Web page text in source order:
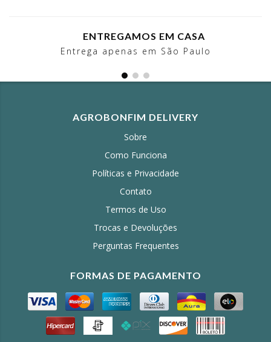
ENTREGAMOS EM CASA
Entrega apenas em São Paulo
AGROBONFIM DELIVERY
Sobre
Como Funciona
Políticas e Privacidade
Contato
Termos de Uso
Trocas e Devoluções
Perguntas Frequentes
FORMAS DE PAGAMENTO